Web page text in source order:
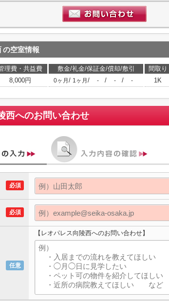
の空室情報
理費・共益費 敷金/礼金/保証金/償却/敷引 間取り
8,000円 0ヶ月 / 1ヶ月 / - / - / - 1K
西へのお問い合わせ
必須
必須
任意
【レオパレス向陵西へのお問い合わせ】